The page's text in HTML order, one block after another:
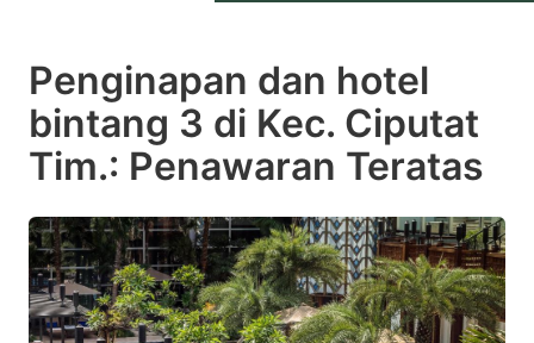
select
a
date.
the
question
mark
select
a
date.
the
question
mark
Penginapan dan hotel
bintang 3 di Kec. Ciputat
Tim.: Penawaran Teratas